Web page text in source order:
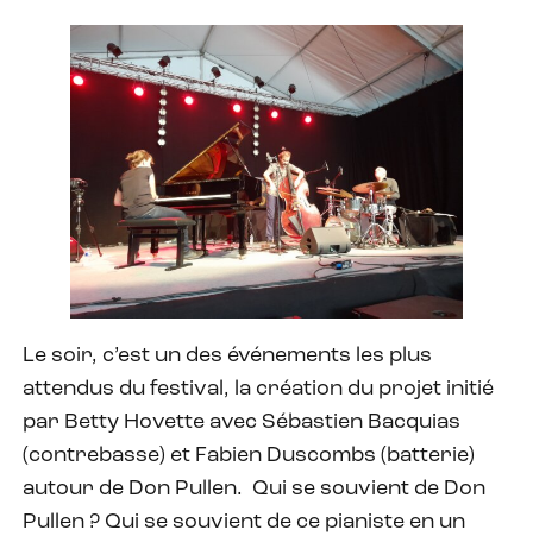
Le soir, c’est un des événements les plus
attendus du festival, la création du projet initié
par Betty Hovette avec Sébastien Bacquias
(contrebasse) et Fabien Duscombs (batterie)
autour de Don Pullen. Qui se souvient de Don
Pullen ? Qui se souvient de ce pianiste en un